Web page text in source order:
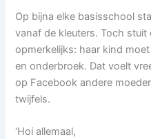
Op bijna elke basisschool
vanaf de kleuters. Toch stuit
opmerkelijks: haar kind
en onderbroek. Dat voelt
op Facebook andere
twijfels.
‘Hoi allemaal,